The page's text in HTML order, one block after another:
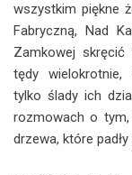
wszystkim piękne
Fabryczną, Nad
Zamkowej
tędy wielokrotnie,
tylko ślady ich
rozmowach o
drzewa, które